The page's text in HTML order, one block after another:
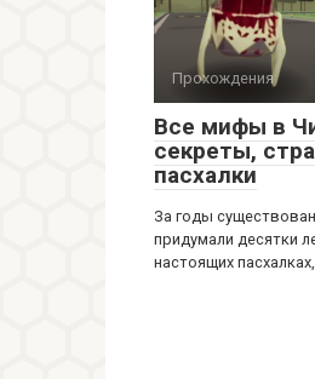
Прохождения
Все мифы в
секреты,
пасхалки
За годы
придумали десятки
настоящих пасхалках,